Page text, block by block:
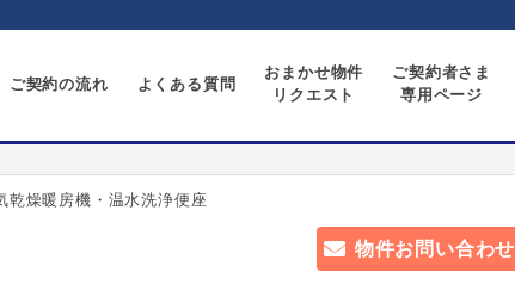
ご契約の流れ よくある質問
おまかせ物件
リクエスト
ご契約者さま
専用ページ
燥暖房機・温水洗浄便座
物件お問い合わせ